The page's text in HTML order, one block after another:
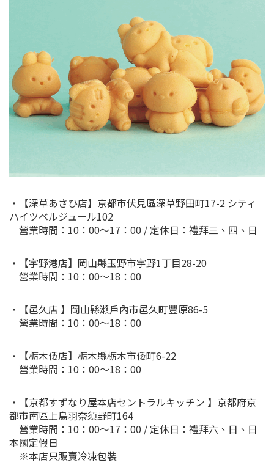
・【深草あさひ店】京都市伏見區深草野田町17-2 シティ
ハイツベルジュール102
營業時間：10：00～17：00 / 定休日：禮拜三、四、日
・【宇野港店】岡山縣玉野市宇野1丁目28-20
營業時間：10：00～18：00
・【邑久店 】岡山縣瀨戶內市邑久町豐原86-5
營業時間：10：00～18：00
・【栃木倭店】栃木縣栃木市倭町6-22
營業時間：10：00～18：00
・【京都すずなり屋本店セントラルキッチン 】京都府京
都市南區上鳥羽奈須野町164
營業時間：10：00～17：00 / 定休日：禮拜六、日、日
本國定假日
※本店只販賣冷凍包裝